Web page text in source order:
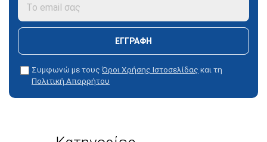
ΕΓΓΡΑΦΉ
Συμφωνώ με τους Όροι Χρήσης Ιστοσελίδας και τη
Πολιτική Απορρήτου